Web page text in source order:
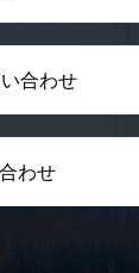
合わせ
わせ